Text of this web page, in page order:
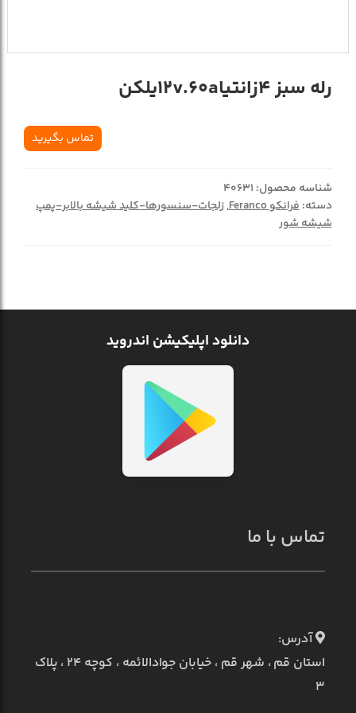
رله سبز 4زانتیا12v.60aیلکن
تماس بگیرید
شناسه محصول: 40631
دسته:فرانکو Feranco ,زلجات-سنسورها-کلید شیشه بالابر-پمپ
شیشه شور
دانلود اپلیکیشن اندروید
تماس با ما
آدرس:
استان قم ، شهر قم ، خیابان جوادالائمه ، کوچه ۲۴ ، پلاک
۳